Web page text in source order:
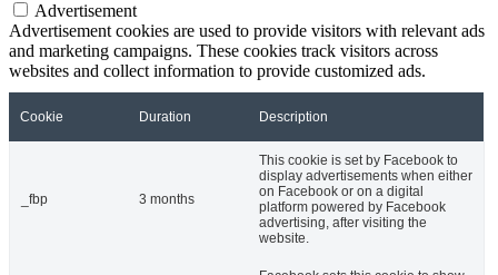
Advertisement
Advertisement cookies are used to provide visitors with relevant ads
and marketing campaigns. These cookies track visitors across
websites and collect information to provide customized ads.
Cookie Duration Description
_fbp 3 months
This cookie is set by Facebook to
display advertisements when either
on Facebook or on a digital
platform powered by Facebook
advertising, after visiting the
website.